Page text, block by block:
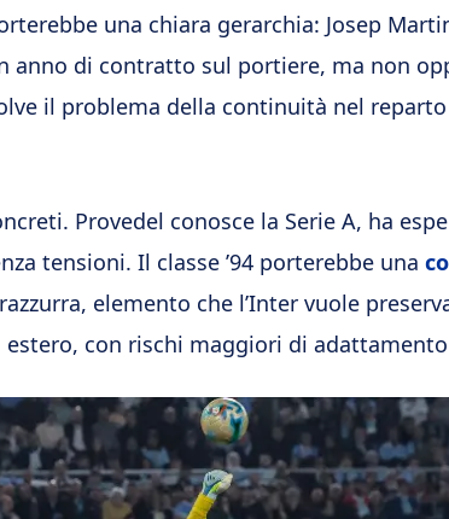
una chiara gerarchia: Josep
anno di contratto sul portiere, ma non
il problema della continuità nel
Provedel conosce la Serie A, ha
tensioni. Il classe ’94 porterebbe una
elemento che l’Inter vuole
con rischi maggiori di